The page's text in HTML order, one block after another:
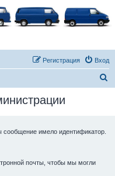
Вход
Регистрация
сообщение имело идентификатор.
почты, чтобы мы могли